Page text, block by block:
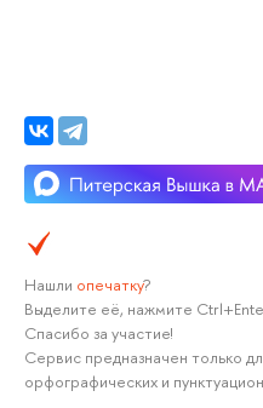
Нашли опечатку?
Выделите её, нажмите
Спасибо за участие!
Сервис предназначен только
орфографических и